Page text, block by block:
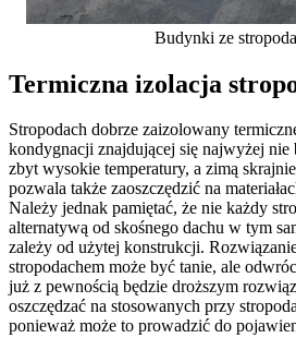
Budynki ze
Termiczna izolacja
Stropodach dobrze zaizolowany
kondygnacji znajdującej się najwyżej nie
zbyt wysokie temperatury, a zimą
pozwala także zaoszczędzić na
Należy jednak pamiętać, że nie każdy
alternatywą od skośnego dachu w tym
zależy od użytej konstrukcji.
stropodachem może być tanie, ale
już z pewnością będzie droższym
oszczędzać na stosowanych przy
ponieważ może to prowadzić do